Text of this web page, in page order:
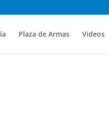
Plaza de Armas Videos